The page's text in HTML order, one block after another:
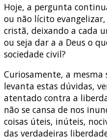
Hoje, a pergunta
ou não lícito
cristã, deixando a cada
ou seja dar a a Deus o
sociedade civil?
Curiosamente, a mesma
levanta estas dúvidas,
atentado contra a
não se cansa de nos
coisas úteis, inúteis,
das verdadeiras